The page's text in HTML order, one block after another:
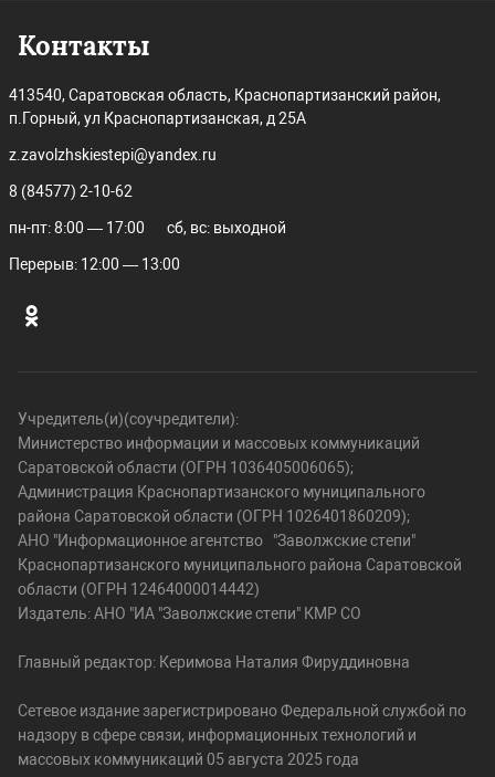
Контакты
413540, Саратовская область, Краснопартизанский район,
п.Горный, ул Краснопартизанская, д 25А
z.zavolzhskiestepi@yandex.ru
8 (84577) 2-10-62
пн-пт: 8:00 — 17:00 сб, вс: выходной
Перерыв: 12:00 — 13:00
Учредитель(и)(соучредители):
Министерство информации и массовых коммуникаций
Саратовской области (ОГРН 1036405006065);
Администрация Краснопартизанского муниципального
района Саратовской области (ОГРН 1026401860209);
АНО "Информационное агентство "Заволжские степи"
Краснопартизанского муниципального района Саратовской
области (ОГРН 12464000014442)
Издатель: АНО "ИА "Заволжские степи" КМР СО
Главный редактор: Керимова Наталия Фируддиновна
Сетевое издание зарегистрировано Федеральной службой по
надзору в сфере связи, информационных технологий и
массовых коммуникаций 05 августа 2025 года